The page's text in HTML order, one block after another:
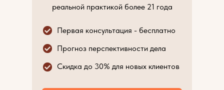
Первая консультация - бесплатно
Прогноз перспективности дела
Скидка до 30% для новых клиентов
реальной практикой более 21 года